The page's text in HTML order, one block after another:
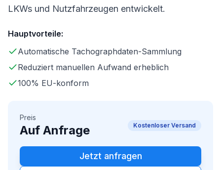
LKWs und Nutzfahrzeugen entwickelt.
Hauptvorteile:
Automatische Tachographdaten-Sammlung
Reduziert manuellen Aufwand erheblich
100% EU-konform
Preis
Auf Anfrage Kostenloser Versand
Jetzt anfragen